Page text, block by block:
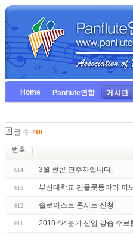
Home Panflute연합 게시판
글 수 710
번호
614 3월 썬콘 연주자입니다.
613 부산대학교 팬플룻동아리 피
612 솔로이스트 콘서트 신청
611 2018 4/4분기 신입 강습 수료